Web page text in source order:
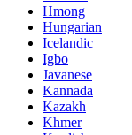
Hmong
Hungarian
Icelandic
Igbo
Javanese
Kannada
Kazakh
Khmer